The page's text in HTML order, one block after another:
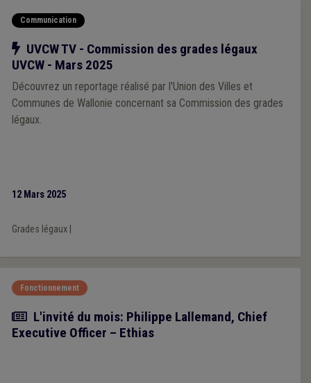
Communication
Notre action
UVCW TV - Commission des grades légaux
UVCW - Mars 2025
Découvrez un reportage réalisé par l'Union des Villes et
Communes de Wallonie concernant sa Commission des grades
légaux.
12 Mars 2025
Grades légaux|
Fonctionnement
Article
L'invité du mois: Philippe Lallemand, Chief
Executive Officer – Ethias